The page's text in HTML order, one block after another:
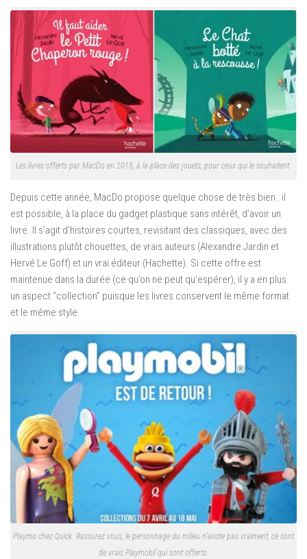
Les livres offerts par MacDo en 2015, à la place des jouets, pour ceux qui le souhaitent.
Depuis cette année, MacDo propose quelque chose de très bien : il
est possible, à la place du gadget plastique sans intérêt, d’avoir un
livre. Il s’agit d’histoires courtes, revisitant des classiques, avec des
illustrations plutôt chouettes, de vrais auteurs (Alexandre Jardin et
Hervé Le Goff) et un vrai éditeur (Hachette). Si cette offre est
maintenue dans la durée (ce qu’on ne peut qu’espérer), il y a en plus
un aspect “collection” puisque les livres conservent le même format
et le même style.
Playmo chez Quick. Rassurez vous, le personnage du milieu n’existe pas vraiment, ce sont
de vrais Playmobil qui sont offerts.